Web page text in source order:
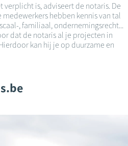
verplicht is, adviseert de notaris. De
hebben kennis van tal
, familiaal, ondernemingsrecht...
dat de notaris al je projecten in
kan hij je op duurzame en